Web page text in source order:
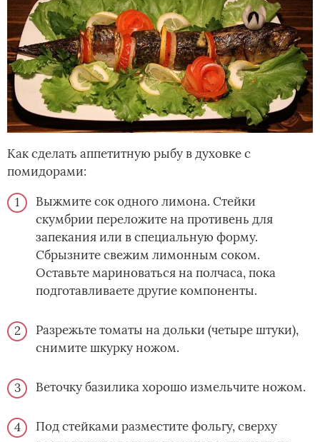
Как сделать аппетитную рыбу в духовке с
помидорами:
Выжмите сок одного лимона. Стейки
скумбрии переложите на противень для
запекания или в специальную форму.
Сбрызните свежим лимонным соком.
Оставьте мариноваться на полчаса, пока
подготавливаете другие компоненты.
Разрежьте томаты на дольки (четыре штуки),
снимите шкурку ножом.
Веточку базилика хорошо измельчите ножом.
Под стейками разместите фольгу, сверху